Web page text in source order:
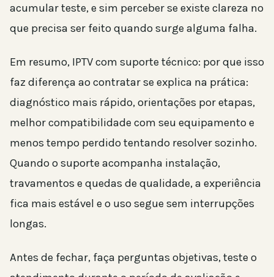
acumular teste, e sim perceber se existe clareza no
que precisa ser feito quando surge alguma falha.
Em resumo, IPTV com suporte técnico: por que isso
faz diferença ao contratar se explica na prática:
diagnóstico mais rápido, orientações por etapas,
melhor compatibilidade com seu equipamento e
menos tempo perdido tentando resolver sozinho.
Quando o suporte acompanha instalação,
travamentos e quedas de qualidade, a experiência
fica mais estável e o uso segue sem interrupções
longas.
Antes de fechar, faça perguntas objetivas, teste o